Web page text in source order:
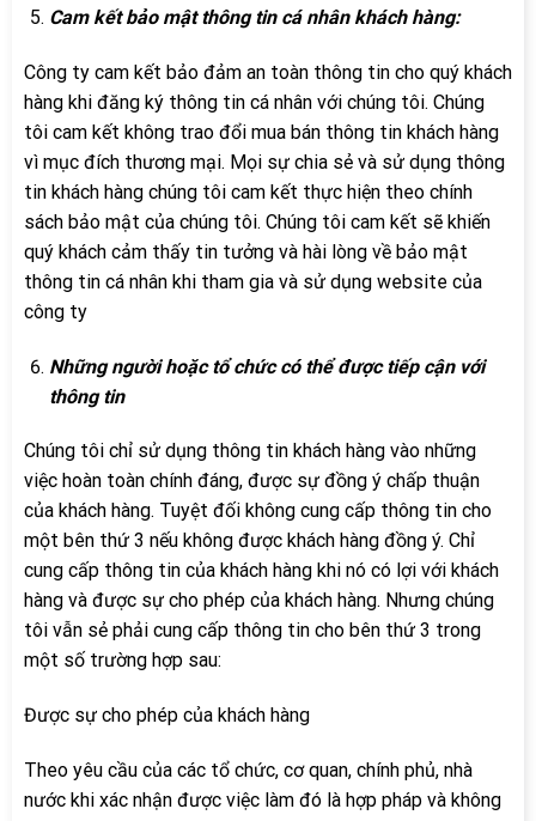
Cam kết bảo mật thông tin cá nhân khách hàng:
Công ty cam kết bảo đảm an toàn thông tin cho quý khách
hàng khi đăng ký thông tin cá nhân với chúng tôi. Chúng
tôi cam kết không trao đổi mua bán thông tin khách hàng
vì mục đích thương mại. Mọi sự chia sẻ và sử dụng thông
tin khách hàng chúng tôi cam kết thực hiện theo chính
sách bảo mật của chúng tôi. Chúng tôi cam kết sẽ khiến
quý khách cảm thấy tin tưởng và hài lòng về bảo mật
thông tin cá nhân khi tham gia và sử dụng website của
công ty
Những người hoặc tổ chức có thể được tiếp cận với
thông tin
Chúng tôi chỉ sử dụng thông tin khách hàng vào những
việc hoàn toàn chính đáng, được sự đồng ý chấp thuận
của khách hàng. Tuyệt đối không cung cấp thông tin cho
một bên thứ 3 nếu không được khách hàng đồng ý. Chỉ
cung cấp thông tin của khách hàng khi nó có lợi với khách
hàng và được sự cho phép của khách hàng. Nhưng chúng
tôi vẫn sẻ phải cung cấp thông tin cho bên thứ 3 trong
một số trường hợp sau:
Được sự cho phép của khách hàng
Theo yêu cầu của các tổ chức, cơ quan, chính phủ, nhà
nước khi xác nhận được việc làm đó là hợp pháp và không